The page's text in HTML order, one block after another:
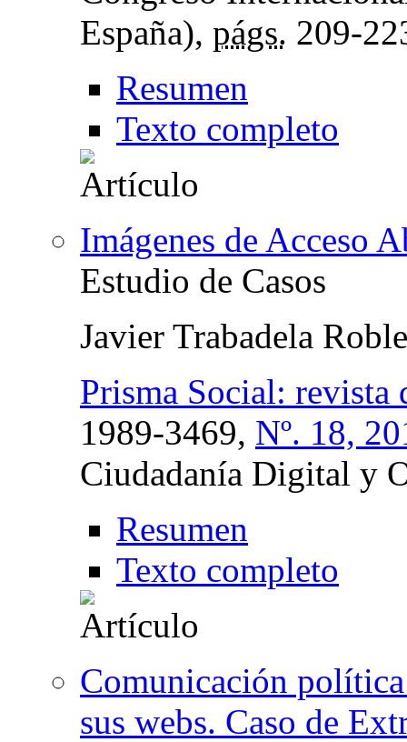
España), págs. 209-
Resumen
Texto completo
Imágenes de Acceso
Estudio de Casos
Javier Trabadela
Prisma Social: revista
1989-3469, Nº. 18,
Ciudadanía Digital y
Resumen
Texto completo
Comunicación
sus webs. Caso de